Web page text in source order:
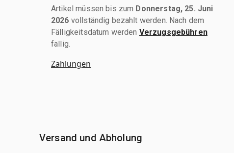
Artikel müssen bis zum Donnerstag, 25. Juni
2026 vollständig bezahlt werden. Nach dem
Fälligkeitsdatum werden Verzugsgebühren
fällig.
Zahlungen
Versand und Abholung